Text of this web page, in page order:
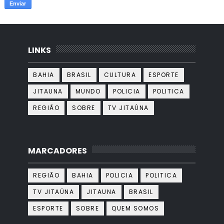
LINKS
BAHIA BRASIL CULTURA
ESPORTE
JITAUNA
MUNDO POLICIA
POLITICA
REGIÃO
SOBRE TV JITAÚNA
MARCADORES
REGIÃO BAHIA POLICIA
POLITICA
TV JITAÚNA
JITAUNA
BRASIL
ESPORTE
SOBRE QUEM SOMOS